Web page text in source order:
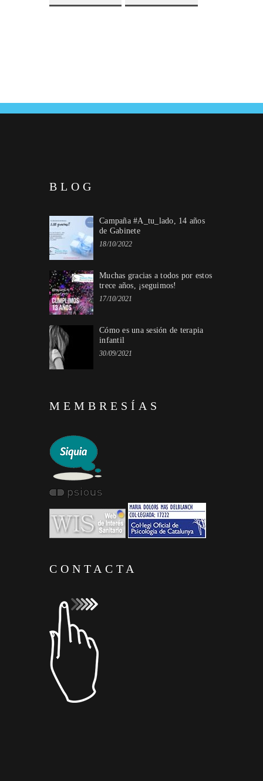
BLOG
Campaña #A_tu_lado, 14 años
de Gabinete
18/10/2022
Muchas gracias a todos por estos
trece años, ¡seguimos!
17/10/2021
Cómo es una sesión de terapia
infantil
30/09/2021
MEMBRESÍAS
CONTACTA